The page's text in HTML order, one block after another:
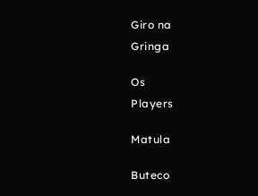
Giro na
Gringa
Os
Players
Matula
Buteco